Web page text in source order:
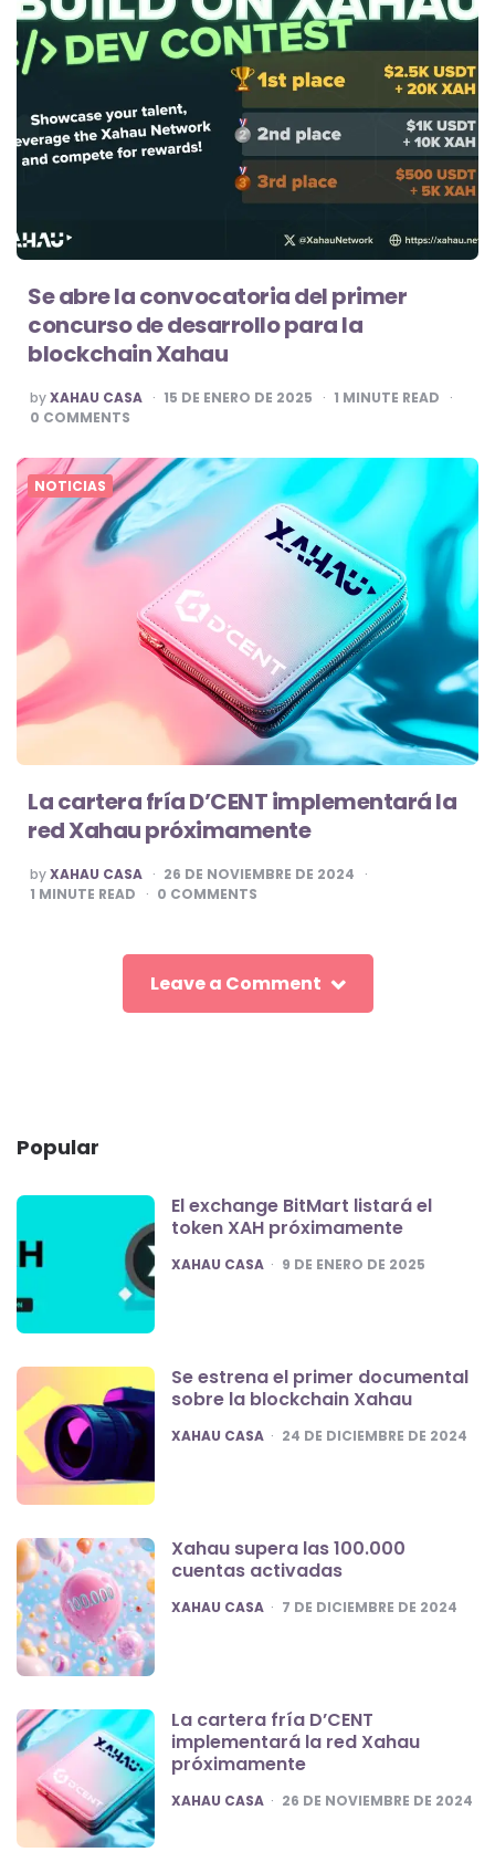
Se abre la convocatoria del primer
concurso de desarrollo para la
blockchain Xahau
POSTED
BY
byXAHAU CASA 15 DE ENERO DE 2025 1 MINUTE READ
0 COMMENTS
NOTICIAS
La cartera fría D’CENT implementará la
red Xahau próximamente
POSTED
BY
byXAHAU CASA
26 DE NOVIEMBRE DE 2024
1 MINUTE READ 0 COMMENTS
Leave a Comment
Popular
El exchange BitMart listará el
token XAH próximamente
POSTED
XAHAU CASA 9 DE ENERO DE 2025
Se estrena el primer documental
sobre la blockchain Xahau
POSTED
XAHAU CASA 24 DE DICIEMBRE DE 2024
Xahau supera las 100.000
cuentas activadas
POSTED
XAHAU CASA 7 DE DICIEMBRE DE 2024
La cartera fría D’CENT
implementará la red Xahau
próximamente
POSTED
XAHAU CASA 26 DE NOVIEMBRE DE 2024